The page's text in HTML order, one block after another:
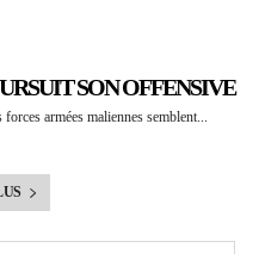
SON OFFENSIVE
armées maliennes semblent...